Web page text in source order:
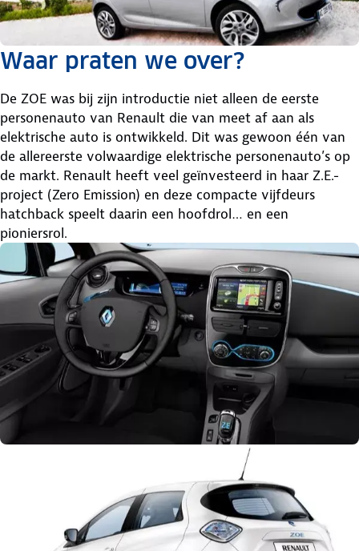
Waar praten we over?
De ZOE was bij zijn introductie niet alleen de eerste
personenauto van Renault die van meet af aan als
elektrische auto is ontwikkeld. Dit was gewoon één van
de allereerste volwaardige elektrische personenauto’s op
de markt. Renault heeft veel geïnvesteerd in haar Z.E.-
project (Zero Emission) en deze compacte vijfdeurs
hatchback speelt daarin een hoofdrol… en een
pioniersrol.